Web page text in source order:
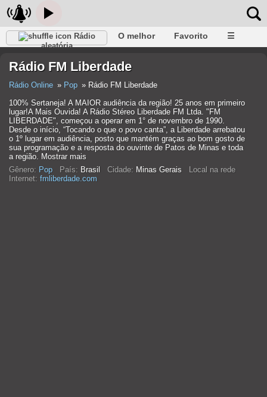
Rádio
aleatória
O melhor Favorito ☰
Rádio FM Liberdade
Rádio Online Pop
Rádio FM Liberdade
100% Sertaneja! A MAIOR audiência da região! 25 anos em primeiro
lugar!A Mais Ouvida! A Rádio Stéreo Liberdade FM Ltda. "FM
LIBERDADE", começou a operar em 1° de novembro de 1990.
Desde o início, “Tocando o que o povo canta”, a Liberdade arrebatou
o 1º lugar em audiência, posto que mantém graças ao bom gosto de
sua programação e a resposta do ouvinte de Patos de Minas e toda
a região. Mostrar mais
Gênero: Pop País: Brasil Cidade: Minas Gerais
Local na rede
Internet: fmliberdade.com